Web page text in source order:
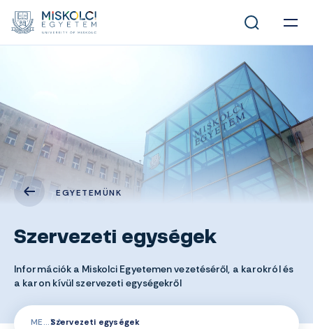
EGYETEMÜNK
Szervezeti egységek
Információk a Miskolci Egyetemen vezetéséről, a karokról és
a karon kívül szervezeti egységekről
ME Szervezeti egységek